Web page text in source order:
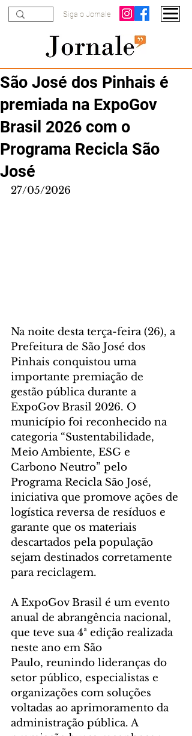
Siga o Jornale
São José dos Pinhais é
premiada na ExpoGov
Brasil 2026 com o
Programa Recicla São
José
27/05/2026
Na noite desta terça-feira (26), a
Prefeitura de São José dos
Pinhais conquistou uma
importante premiação de
gestão pública durante a
ExpoGov Brasil 2026. O
município foi reconhecido na
categoria “Sustentabilidade,
Meio Ambiente, ESG e
Carbono Neutro” pelo
Programa Recicla São José,
iniciativa que promove ações de
logística reversa de resíduos e
garante que os materiais
descartados pela população
sejam destinados corretamente
para reciclagem.
A ExpoGov Brasil é um evento
anual de abrangência nacional,
que teve sua 4ª edição realizada
neste ano em São
Paulo, reunindo lideranças do
setor público, especialistas e
organizações com soluções
voltadas ao aprimoramento da
administração pública. A